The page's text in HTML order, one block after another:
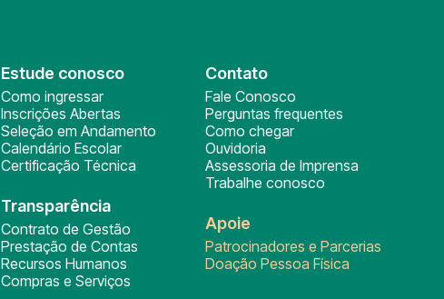
Estude conosco
Como ingressar
Inscrições Abertas
Seleção em Andamento
Calendário Escolar
Certificação Técnica
Transparência
Contrato de Gestão
Prestação de Contas
Recursos Humanos
Compras e Serviços
Contato
Fale Conosco
Perguntas frequentes
Como chegar
Ouvidoria
Assessoria de Imprensa
Trabalhe conosco
Apoie
Patrocinadores e Parcerias
Doação Pessoa Física